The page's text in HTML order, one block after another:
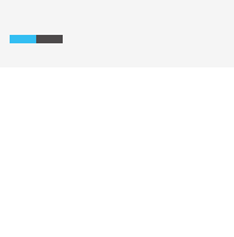
na světě. Od roku 1995 ubyla